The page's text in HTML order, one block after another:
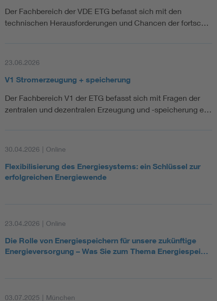
Der Fachbereich der VDE ETG befasst sich mit den
technischen Herausforderungen und Chancen der fortsc…
23.06.2026
V1 Stromerzeugung + speicherung
Der Fachbereich V1 der ETG befasst sich mit Fragen der
zentralen und dezentralen Erzeugung und -speicherung e…
30.04.2026 Online
Flexibilisierung des Energiesystems: ein Schlüssel zur
erfolgreichen Energiewende
23.04.2026 Online
Die Rolle von Energiespeichern für unsere zukünftige
Energieversorgung – Was Sie zum Thema Energiespei…
03.07.2025 München